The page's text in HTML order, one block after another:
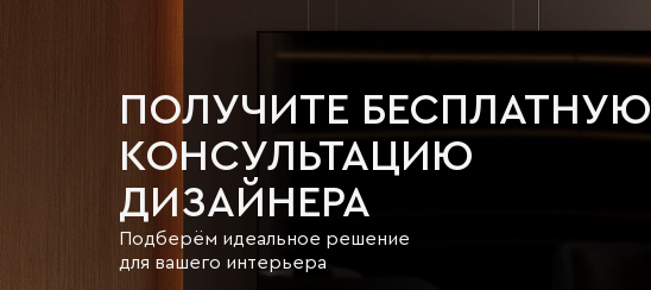
ПОЛУЧИТЕ БЕСПЛАТНУЮ
КОНСУЛЬТАЦИЮ
ДИЗАЙНЕРА
Подберём идеальное решение
для вашего интерьера